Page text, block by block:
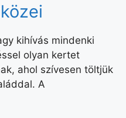
kihívás mindenki
olyan kertet
ahol szívesen töltjük
A